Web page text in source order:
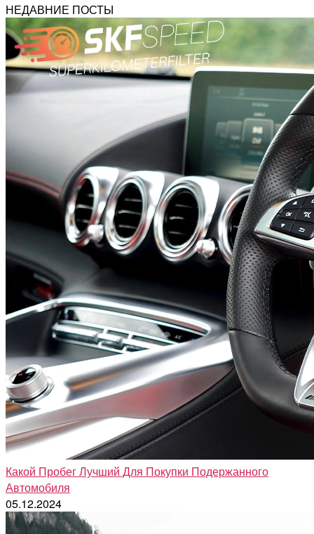
НЕДАВНИЕ ПОСТЫ
Какой Пробег Лучший Для Покупки Подержанного
Автомобиля
05.12.2024